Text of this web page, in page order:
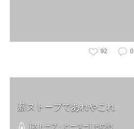
92 0
薪ストーブであれやこれ
[ストーブ・ヒーター] その他